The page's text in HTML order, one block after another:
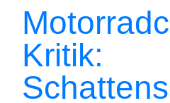
Kritik: